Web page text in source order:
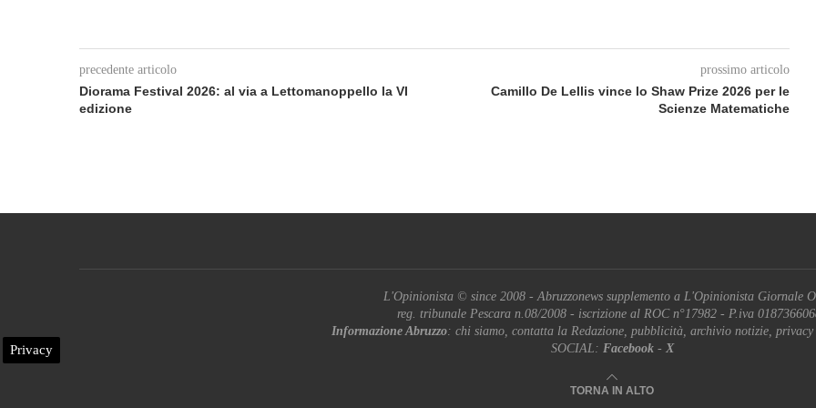
precedente articolo
Diorama Festival 2026: al via a Lettomanoppello la VI
edizione
prossimo articolo
Camillo De Lellis vince lo Shaw Prize 2026 per le
Scienze Matematiche
L'Opinionista © since 2008 - Abruzzonews supplemento a L'Opinionista Giornale
reg. tribunale Pescara n.08/2008 - iscrizione al ROC n°17982 - P.iva
Informazione Abruzzo: chi siamo, contatta la Redazione, pubblicità, archivio notizie, privacy
SOCIAL: Facebook- X
Privacy
TORNA IN ALTO